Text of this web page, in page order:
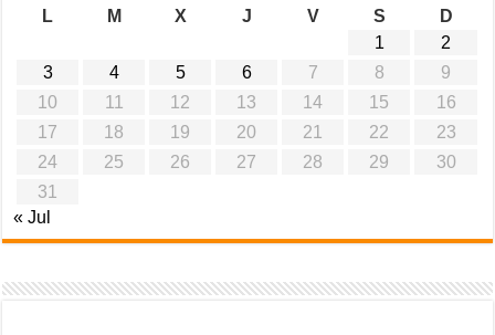
L
M X J V S
D
1
2
3
4 5 6 7 8
9
10
11 12 13 14 15
16
17
18 19 20 21 22
23
24
25 26 27 28 29
30
31
« Jul